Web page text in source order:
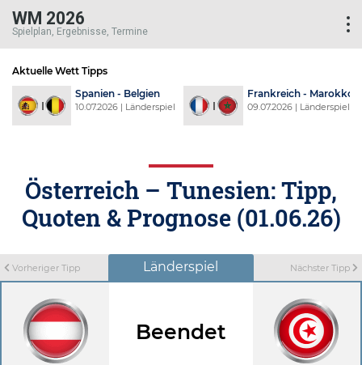
WM 2026
Spielplan, Ergebnisse, Termine
Aktuelle Wett Tipps
Spanien - Belgien
10.07.2026 | Länderspiel
Frankreich - Marokko
09.07.2026 | Länderspiel
Österreich – Tunesien: Tipp,
Quoten & Prognose (01.06.26)
Vorheriger Tipp Länderspiel Nächster Tipp
Beendet